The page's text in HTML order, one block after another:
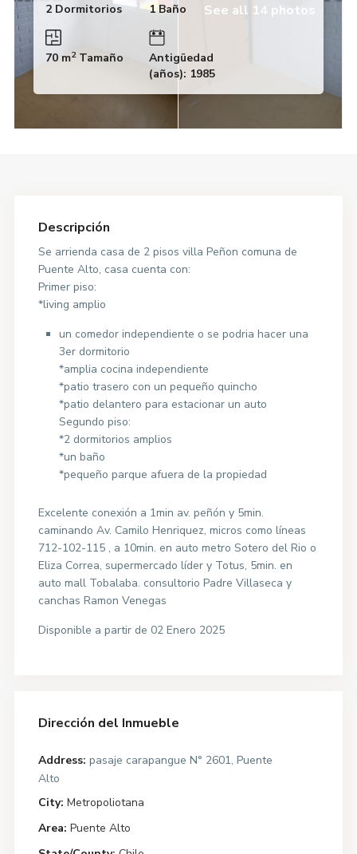
See all 14 photos
2 Dormitorios 1 Baño
70 m2Tamaño
Antigüedad
(años): 1985
Descripción
Se arrienda casa de 2 pisos villa Peñon comuna de
Puente Alto, casa cuenta con:
Primer piso:
*living amplio
un comedor independiente o se podria hacer una
3er dormitorio
*amplia cocina independiente
*patio trasero con un pequeño quincho
*patio delantero para estacionar un auto
Segundo piso:
*2 dormitorios amplios
*un baño
*pequeño parque afuera de la propiedad
Excelente conexión a 1min av. peñón y 5min.
caminando Av. Camilo Henriquez, micros como líneas
712-102-115 , a 10min. en auto metro Sotero del Rio o
Eliza Correa, supermercado líder y Totus, 5min. en
auto mall Tobalaba. consultorio Padre Villaseca y
canchas Ramon Venegas
Disponible a partir de 02 Enero 2025
Dirección del Inmueble
Address: pasaje carapangue N° 2601, Puente
Alto
City: Metropoliotana
Area: Puente Alto